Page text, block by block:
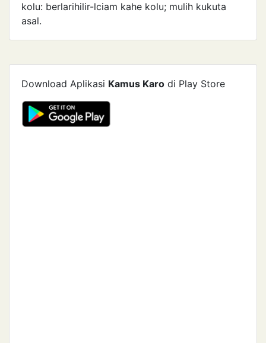
kolu: berlarihilir-lciam kahe kolu; mulih kukuta
asal.
Download Aplikasi Kamus Karo di Play Store